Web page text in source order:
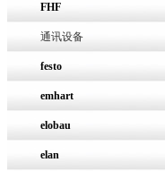
FHF
通讯设备
festo
emhart
elobau
elan